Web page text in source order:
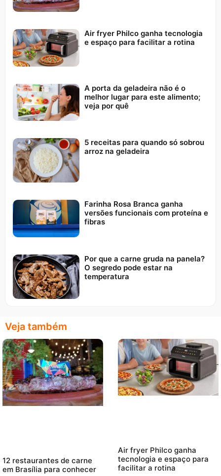
Air fryer Philco ganha tecnologia
e espaço para facilitar a rotina
A porta da geladeira não é o
melhor lugar para este alimento;
veja por quê
5 receitas para quando só sobrou
arroz na geladeira
Farinha Rosa Branca ganha
versões funcionais com proteína e
fibras
Por que a carne gruda na panela?
O segredo pode estar na
temperatura
Veja também
12 restaurantes de carne
em Brasília para conhecer
Air fryer Philco ganha
tecnologia e espaço para
facilitar a rotina